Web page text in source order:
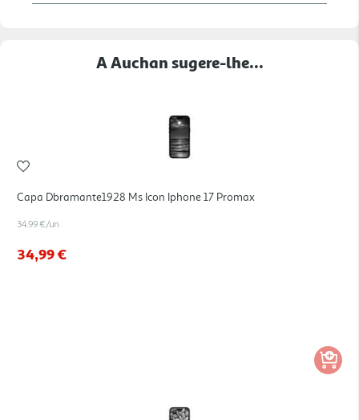
A Auchan sugere-lhe...
Capa Dbramante1928 Ms Icon Iphone 17 Promax
34.99 €/un
34,99 €